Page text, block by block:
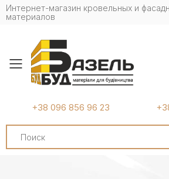
Интернет-магазин кровельных и
материалов
Toggle mobile menu
+38 096 856 96 23
Search